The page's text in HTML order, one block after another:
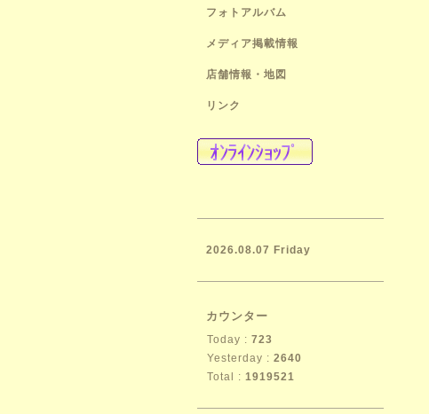
フォトアルバム
メディア掲載情報
店舗情報・地図
リンク
2026.08.07 Friday
カウンター
Today : 723
Yesterday : 2640
Total : 1919521